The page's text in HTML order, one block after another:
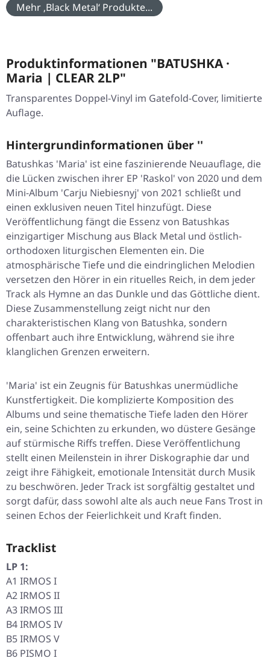
Mehr ‚Black Metal‘ Produkte...
Produktinformationen "BATUSHKA ·
Maria | CLEAR 2LP"
Transparentes Doppel-Vinyl im Gatefold-Cover, limitierte
Auflage.
Hintergrundinformationen über ''
Batushkas 'Maria' ist eine faszinierende Neuauflage, die
die Lücken zwischen ihrer EP 'Raskol' von 2020 und dem
Mini-Album 'Carju Niebiesnyj' von 2021 schließt und
einen exklusiven neuen Titel hinzufügt. Diese
Veröffentlichung fängt die Essenz von Batushkas
einzigartiger Mischung aus Black Metal und östlich-
orthodoxen liturgischen Elementen ein. Die
atmosphärische Tiefe und die eindringlichen Melodien
versetzen den Hörer in ein rituelles Reich, in dem jeder
Track als Hymne an das Dunkle und das Göttliche dient.
Diese Zusammenstellung zeigt nicht nur den
charakteristischen Klang von Batushka, sondern
offenbart auch ihre Entwicklung, während sie ihre
klanglichen Grenzen erweitern.
'Maria' ist ein Zeugnis für Batushkas unermüdliche
Kunstfertigkeit. Die komplizierte Komposition des
Albums und seine thematische Tiefe laden den Hörer
ein, seine Schichten zu erkunden, wo düstere Gesänge
auf stürmische Riffs treffen. Diese Veröffentlichung
stellt einen Meilenstein in ihrer Diskographie dar und
zeigt ihre Fähigkeit, emotionale Intensität durch Musik
zu beschwören. Jeder Track ist sorgfältig gestaltet und
sorgt dafür, dass sowohl alte als auch neue Fans Trost in
seinen Echos der Feierlichkeit und Kraft finden.
Tracklist
LP 1:
A1 IRMOS I
A2 IRMOS II
A3 IRMOS III
B4 IRMOS IV
B5 IRMOS V
B6 PISMO I